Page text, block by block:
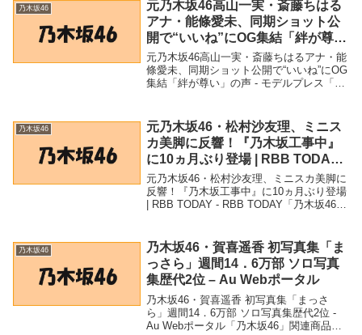
乃木坂46
元乃木坂46高山一実・斎藤ちはる
アナ・能條愛未、同期ショット公
開で“いいね”にOG集結「絆が尊
い」の声 – モデルプレス
元乃木坂46高山一実・斎藤ちはるアナ・能
條愛未、同期ショット公開で“いいね”にOG
集結「絆が尊い」の声 - モデルプレス「乃
開で“いいね”にOG集結「絆が尊い」...
乃木坂46
元乃木坂46・松村沙友理、ミニス
カ美脚に反響！『乃木坂工事中』
に10ヵ月ぶり登場 | RBB TODAY
– RBB TODAY
元乃木坂46・松村沙友理、ミニスカ美脚に
反響！『乃木坂工事中』に10ヵ月ぶり登場
| RBB TODAY - RBB TODAY「乃木坂46」
ぶり登場 | RB...
乃木坂46
乃木坂46・賀喜遥香 初写真集「ま
っさら」週間14．6万部 ソロ写真
集歴代2位 – Au Webポータル
乃木坂46・賀喜遥香 初写真集「まっさ
ら」週間14．6万部 ソロ写真集歴代2位 -
Au Webポータル「乃木坂46」関連商品乃